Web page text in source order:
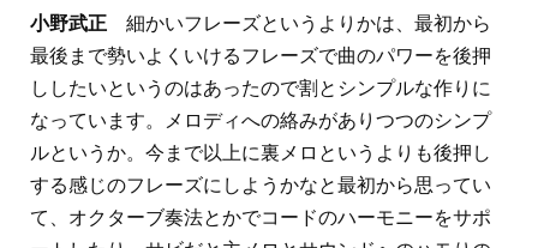
小野武正 細かいフレーズというよりかは、最初から
最後まで勢いよくいけるフレーズで曲のパワーを後押
ししたいというのはあったので割とシンプルな作りに
なっています。メロディへの絡みがありつつのシンプ
ルというか。今まで以上に裏メロというよりも後押し
する感じのフレーズにしようかなと最初から思ってい
て、オクターブ奏法とかでコードのハーモニーをサポ